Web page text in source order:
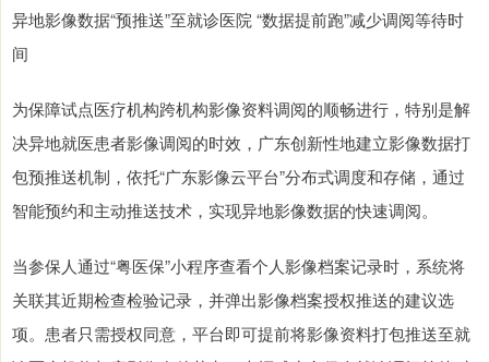
异地影像数据“预推送”至就诊医院 “数据提前跑”减少调阅等待时
间
为保障试点医疗机构跨机构影像资料调阅的顺畅进行，特别是解
决异地就医患者影像调阅的时效，广东创新性地建立影像数据打
包预推送机制，依托“广东影像云平台”分布式调度和存储，通过
智能预约和主动推送技术，实现异地影像数据的快速调阅。
当参保人通过“粤医保”小程序查看个人影像档案记录时，系统将
关联其近期检查检验记录，并弹出影像档案授权推送的建议选
项。患者只需授权同意，平台即可提前将影像资料打包推送至就